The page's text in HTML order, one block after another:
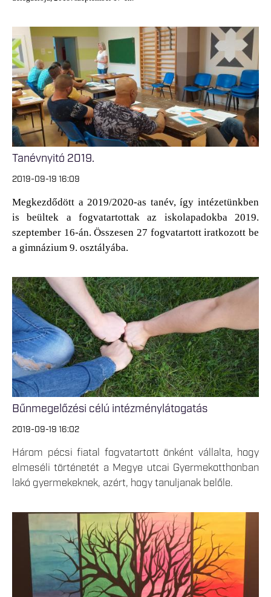
Tanévnyitó 2019.
2019-09-19 16:09
Megkezdődött a 2019/2020-as tanév, így intézetünkben
is beültek a fogvatartottak az iskolapadokba 2019.
szeptember 16-án. Összesen 27 fogvatartott iratkozott be
a gimnázium 9. osztályába.
Bűnmegelőzési célú intézménylátogatás
2019-09-19 16:02
Három pécsi fiatal fogvatartott önként vállalta, hogy
elmeséli történetét a Megye utcai Gyermekotthonban
lakó gyermekeknek, azért, hogy tanuljanak belőle.